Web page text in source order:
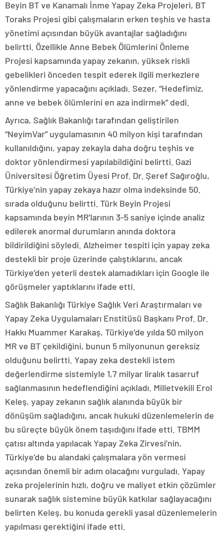
Beyin BT ve Kanamalı İnme Yapay Zeka Projeleri, BT
Toraks Projesi gibi çalışmaların erken teşhis ve hasta
yönetimi açısından büyük avantajlar sağladığını
belirtti. Özellikle Anne Bebek Ölümlerini Önleme
Projesi kapsamında yapay zekanın, yüksek riskli
gebelikleri önceden tespit ederek ilgili merkezlere
yönlendirme yapacağını açıkladı. Sezer, “Hedefimiz,
anne ve bebek ölümlerini en aza indirmek” dedi.
Ayrıca, Sağlık Bakanlığı tarafından geliştirilen
“NeyimVar” uygulamasının 40 milyon kişi tarafından
kullanıldığını, yapay zekayla daha doğru teşhis ve
doktor yönlendirmesi yapılabildiğini belirtti. Gazi
Üniversitesi Öğretim Üyesi Prof. Dr. Şeref Sağıroğlu,
Türkiye’nin yapay zekaya hazır olma indeksinde 50.
sırada olduğunu belirtti. Türk Beyin Projesi
kapsamında beyin MR’larının 3-5 saniye içinde analiz
edilerek anormal durumların anında doktora
bildirildiğini söyledi. Alzheimer tespiti için yapay zeka
destekli bir proje üzerinde çalıştıklarını, ancak
Türkiye’den yeterli destek alamadıkları için Google ile
görüşmeler yaptıklarını ifade etti.
Sağlık Bakanlığı Türkiye Sağlık Veri Araştırmaları ve
Yapay Zeka Uygulamaları Enstitüsü Başkanı Prof. Dr.
Hakkı Muammer Karakaş, Türkiye’de yılda 50 milyon
MR ve BT çekildiğini, bunun 5 milyonunun gereksiz
olduğunu belirtti. Yapay zeka destekli istem
değerlendirme sistemiyle 1,7 milyar liralık tasarruf
sağlanmasının hedeflendiğini açıkladı. Milletvekili Erol
Keleş, yapay zekanın sağlık alanında büyük bir
dönüşüm sağladığını, ancak hukuki düzenlemelerin de
bu süreçte büyük önem taşıdığını ifade etti. TBMM
çatısı altında yapılacak Yapay Zeka Zirvesi’nin,
Türkiye’de bu alandaki çalışmalara yön vermesi
açısından önemli bir adım olacağını vurguladı. Yapay
zeka projelerinin hızlı, doğru ve maliyet etkin çözümler
sunarak sağlık sistemine büyük katkılar sağlayacağını
belirten Keleş, bu konuda gerekli yasal düzenlemelerin
yapılması gerektiğini ifade etti.